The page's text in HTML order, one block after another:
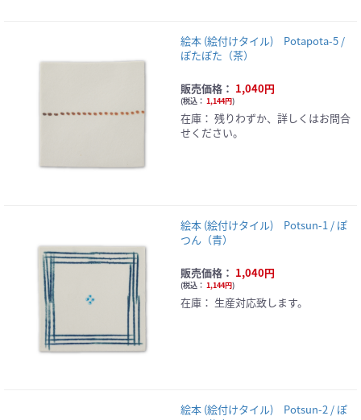
絵本 (絵付けタイル) Potapota-5 /
ぽたぽた（茶）
販売価格： 1,040円
(税込： 1,144円)
在庫： 残りわずか、詳しくはお問合
せください。
絵本 (絵付けタイル) Potsun-1 / ぽ
つん（青）
販売価格： 1,040円
(税込： 1,144円)
在庫： 生産対応致します。
絵本 (絵付けタイル) Potsun-2 / ぽ